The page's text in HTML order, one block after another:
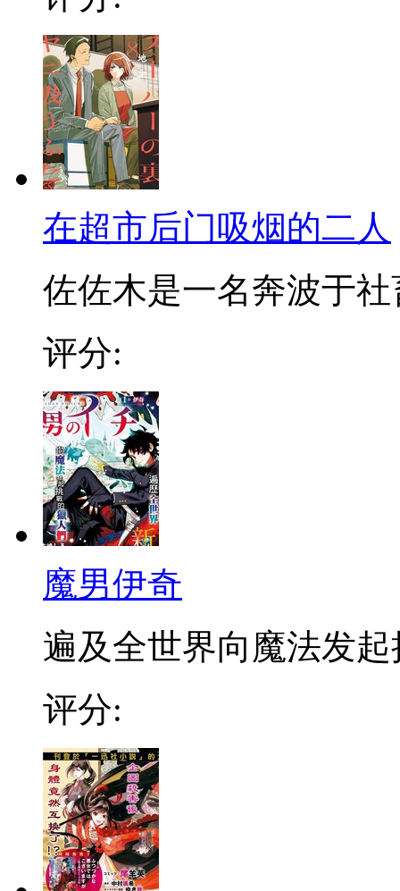
在超市后门吸烟的二人
佐佐木是一名奔波于社
评分:
魔男伊奇
遍及全世界向魔法发起
评分: